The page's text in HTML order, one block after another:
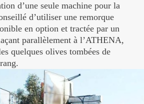
d’une seule machine pour la
d’utiliser une remorque
en option et tractée par un
parallèlement à l’ATHENA,
quelques olives tombées de